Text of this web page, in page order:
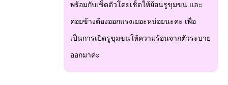
พร้อมกับเช็ดตัวโดยเช็ดให้ย้อนรูขุมขน และ
ค่อยข้างต้องออกแรงเยอะหน่อยนะคะ เพื่อ
เป็นการเปิดรูขุมขนให้ความร้อนจากตัวระบาย
ออกมาค่ะ